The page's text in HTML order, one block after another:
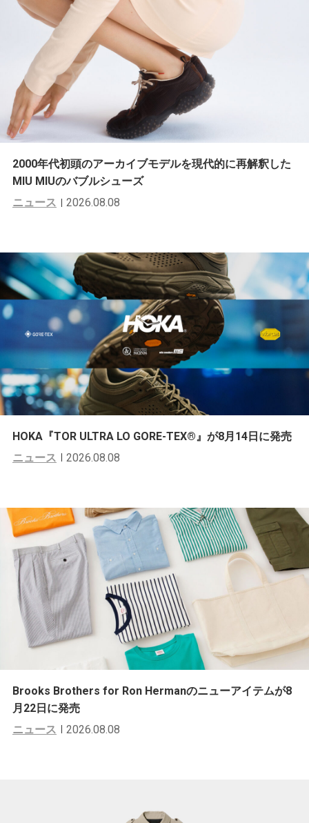
2000年代初頭のアーカイブモデルを現代的に再解釈した
MIU MIUのバブルシューズ
ニュース
2026.08.08
HOKA『TOR ULTRA LO GORE-TEX®︎』が8月14日に発売
ニュース
2026.08.08
Brooks Brothers for Ron Hermanのニューアイテムが8
月22日に発売
ニュース
2026.08.08